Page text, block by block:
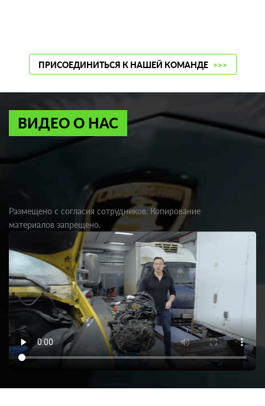
ПРИСОЕДИНИТЬСЯ К НАШЕЙ КОМАНДЕ >>>
ВИДЕО О НАС
Размещено с согласия сотрудников. Копирование
материалов запрещено.